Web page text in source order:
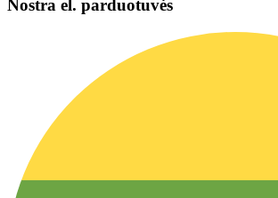
Nostra el. parduotuvės